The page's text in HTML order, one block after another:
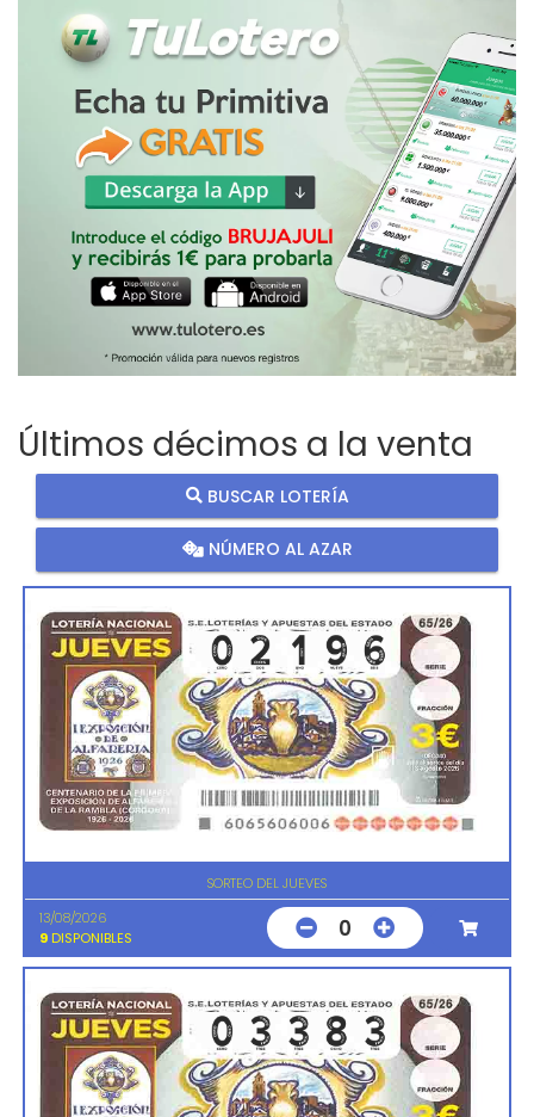
Últimos décimos a la venta
BUSCAR LOTERÍA
NÚMERO AL AZAR
SORTEO DEL JUEVES
13/08/2026
9 DISPONIBLES 0